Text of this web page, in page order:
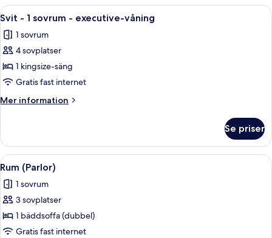
kingsize-
Öppna
alla
foton
för
Svit
-
1
sovrum
executive-
våning
Ett hotellrum med en stor säng, två
4
Svit - 1 sovrum - executive-våning
1 sovrum
4 sovplatser
1 kingsize-säng
Gratis fast internet
Mer information
Mer
-
sovrum
executive-
våning
Se priser
Öppna
alla
foton
för
Rum
(Parlor)
Ett modernt vardagsrum med en
5
Rum (Parlor)
1 sovrum
3 sovplatser
1 bäddsoffa (dubbel)
Gratis fast internet